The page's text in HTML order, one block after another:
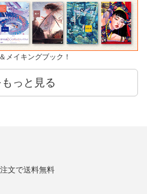
メイキングブック！
っと見る
文で送料無料